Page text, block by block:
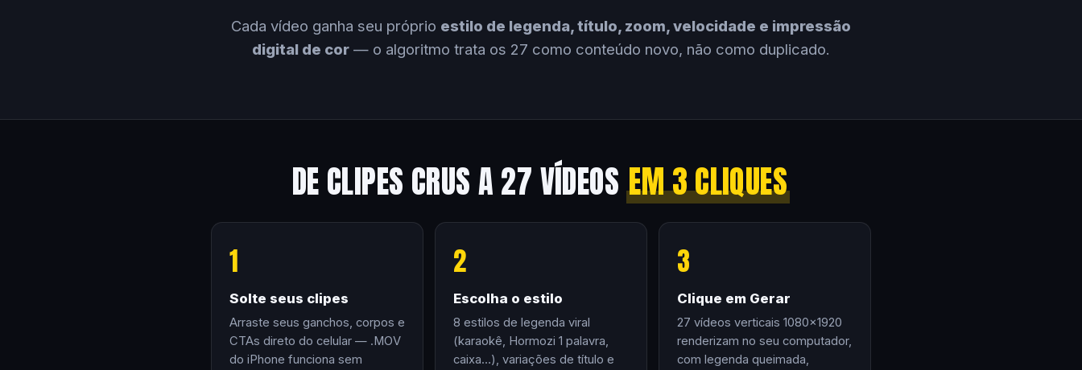
Cada vídeo ganha seu próprio estilo de legenda, título, zoom, velocidade e impressão
digital de cor — o algoritmo trata os 27 como conteúdo novo, não como duplicado.
DE CLIPES CRUS A 27 VÍDEOSEM 3 CLIQUES
1
Solte seus clipes
Arraste seus ganchos, corpos e
CTAs direto do celular — .MOV
do iPhone funciona sem
2
Escolha o estilo
8 estilos de legenda viral
(karaokê, Hormozi 1 palavra,
caixa…), variações de título e
3
Clique em Gerar
27 vídeos verticais 1080×1920
renderizam no seu computador,
com legenda queimada,